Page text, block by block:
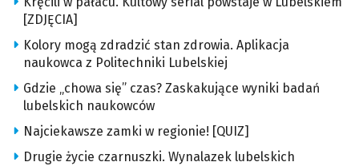
[ZDJĘCIA]
Kolory mogą zdradzić stan zdrowia. Aplikacja
naukowca z Politechniki Lubelskiej
Gdzie „chowa się” czas? Zaskakujące wyniki badań
lubelskich naukowców
Najciekawsze zamki w regionie! [QUIZ]
Drugie życie czarnuszki. Wynalazek lubelskich